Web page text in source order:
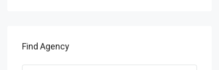
Find Agency